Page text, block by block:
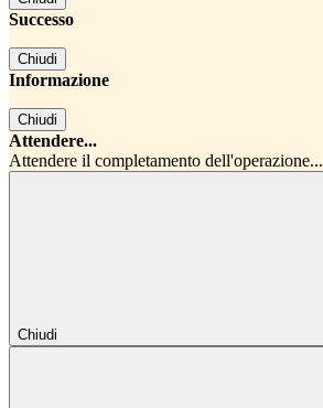
Successo
Chiudi
Informazione
Chiudi
Attendere...
Attendere il completamento dell'operazione...
Chiudi